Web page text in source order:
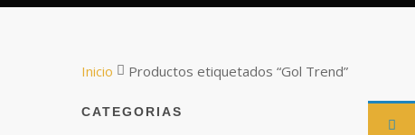
Inicio Productos etiquetados “Gol Trend”
CATEGORIAS